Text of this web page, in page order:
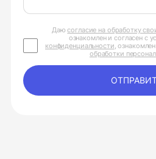
Даюсогласие на обработку
ознакомлен и согласен с
конфиденциальности,
обработки